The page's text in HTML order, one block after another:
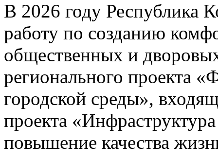
В 2026 году Республика
работу по созданию
общественных и
регионального проекта
городской среды»,
проекта
повышение качества